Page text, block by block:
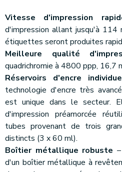
Vitesse d'impression
d'impression allant jusqu'à 114
étiquettes seront produites
Meilleure qualité
quadrichromie à 4800 ppp, 16,7
Réservoirs d'encre
technologie d'encre très
est unique dans le secteur.
d'impression préamorcée
tubes provenant de trois
distincts (3 x 60 ml).
Boîtier métallique robuste
d'un boîtier métallique à